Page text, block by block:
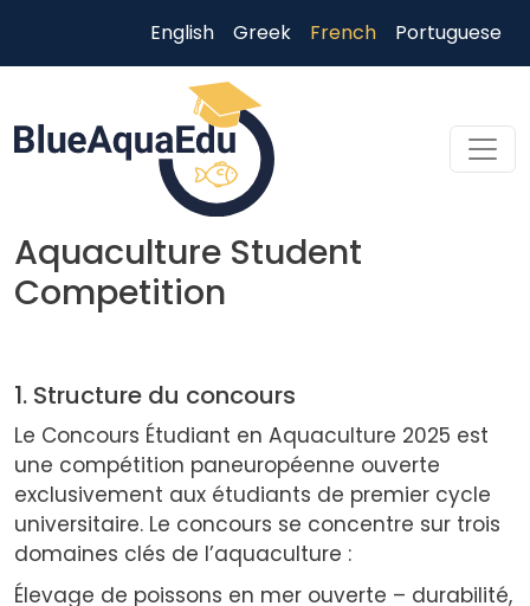
English Greek French Portuguese
Aquaculture Student
Competition
Skip to main content
1. Structure du concours
Le Concours Étudiant en Aquaculture 2025 est
une compétition paneuropéenne ouverte
exclusivement aux étudiants de premier cycle
universitaire. Le concours se concentre sur trois
domaines clés de l’aquaculture :
Élevage de poissons en mer ouverte – durabilité,